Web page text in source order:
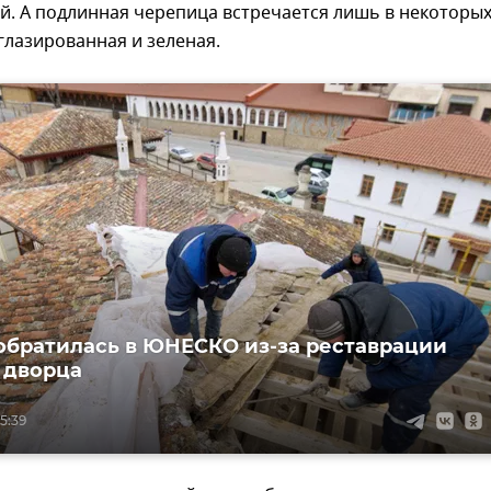
А подлинная черепица встречается лишь в некоторых
и зеленая.
в ЮНЕСКО из-за реставрации